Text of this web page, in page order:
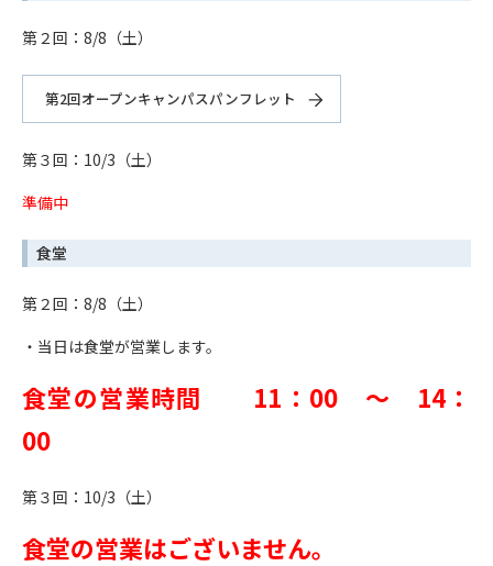
第２回：8/8（土）
第2回オープンキャンパスパンフレット
第３回：10/3（土）
準備中
食堂
第２回：8/8（土）
・当日は食堂が営業します。
食堂の営業時間 11：00 ～ 14：
00
第３回：10/3（土）
食堂の営業はございません。